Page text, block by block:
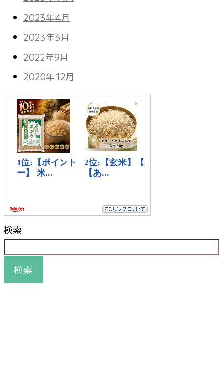
2023年4月
2023年3月
2022年9月
2020年12月
検索
検索